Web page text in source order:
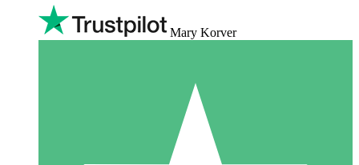
Mary Korver